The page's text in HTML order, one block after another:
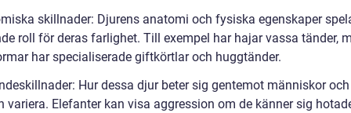
skillnader: Djurens anatomi och fysiska egenskaper
roll för deras farlighet. Till exempel har hajar vassa tänder,
har specialiserade giftkörtlar och huggtänder.
Hur dessa djur beter sig gentemot människor
variera. Elefanter kan visa aggression om de känner sig